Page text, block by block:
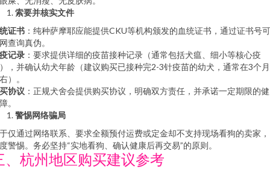
索要并核实文件
证书 ：纯种萨摩耶应能提供CKU等机构颁发的血统证书，通过证书号
查询真伪。
记录 ：要求提供详细的疫苗接种记录（通常包括犬瘟、细小等核心疫
，并确认幼犬年龄（建议购买已接种完2-3针疫苗的幼犬，通常在3个
）。
协议 ：正规犬舍会提供购买协议，明确双方责任，并承诺一定期限的
。
警惕网络骗局
仅通过网络联系、要求全额预付运费或定金却不支持现场看狗的卖家
警惕。务必坚持“实地看狗、确认健康后再交易”的原则。
、杭州地区购买建议参考